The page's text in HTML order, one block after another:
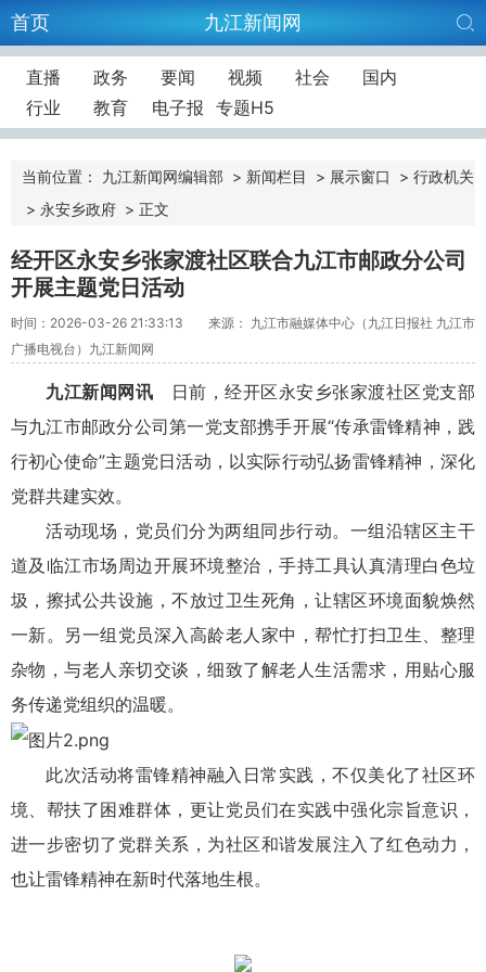
首页 九江新闻网
直播 政务 要闻 视频 社会
国内
行业
教育 电子报 专题H5
当前位置： 九江新闻网编辑部 > 新闻栏目 > 展示窗口 > 行政机关
> 永安乡政府 > 正文
经开区永安乡张家渡社区联合九江市邮政分公司
开展主题党日活动
时间：2026-03-26 21:33:13
来源： 九江市融媒体中心（九江日报社 九江市
广播电视台）九江新闻网
九江新闻网讯
日前，经开区永安乡张家渡社区党支部
与九江市邮政分公司第一党支部携手开展“传承雷锋精神，践
行初心使命”主题党日活动，以实际行动弘扬雷锋精神，深化
党群共建实效。
活动现场，党员们分为两组同步行动。一组沿辖区主干
道及临江市场周边开展环境整治，手持工具认真清理白色垃
圾，擦拭公共设施，不放过卫生死角，让辖区环境面貌焕然
一新。另一组党员深入高龄老人家中，帮忙打扫卫生、整理
杂物，与老人亲切交谈，细致了解老人生活需求，用贴心服
务传递党组织的温暖。
此次活动将雷锋精神融入日常实践，不仅美化了社区环
境、帮扶了困难群体，更让党员们在实践中强化宗旨意识，
进一步密切了党群关系，为社区和谐发展注入了红色动力，
也让雷锋精神在新时代落地生根。